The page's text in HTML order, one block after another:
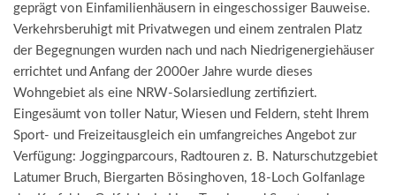
geprägt von Einfamilienhäusern in eingeschossiger Bauweise.
Verkehrsberuhigt mit Privatwegen und einem zentralen Platz
der Begegnungen wurden nach und nach Niedrigenergiehäuser
errichtet und Anfang der 2000er Jahre wurde dieses
Wohngebiet als eine NRW-Solarsiedlung zertifiziert.
Eingesäumt von toller Natur, Wiesen und Feldern, steht Ihrem
Sport- und Freizeitausgleich ein umfangreiches Angebot zur
Verfügung: Joggingparcours, Radtouren z. B. Naturschutzgebiet
Latumer Bruch, Biergarten Bösinghoven, 18-Loch Golfanlage